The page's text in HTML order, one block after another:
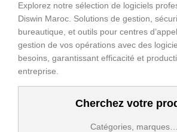
Explorez notre sélection de logiciels
Diswin Maroc. Solutions de gestion,
bureautique, et outils pour centres
gestion de vos opérations avec des
besoins, garantissant efficacité et
entreprise.
Cherchez votre
Catégories, marques…